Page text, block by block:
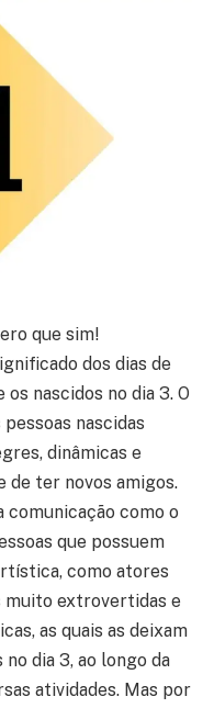
que sim!
dos dias de
nascidos no dia 3. O
nascidas
dinâmicas e
de ter novos amigos.
comunicação como o
que possuem
como atores
muito extrovertidas e
as quais as deixam
dia 3, ao longo da
atividades. Mas por